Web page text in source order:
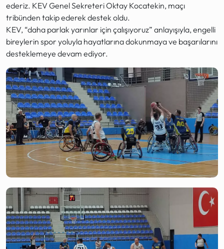
ederiz. KEV Genel Sekreteri Oktay Kocatekin, maçı
tribünden takip ederek destek oldu.
KEV, “daha parlak yarınlar için çalışıyoruz” anlayışıyla, engelli
bireylerin spor yoluyla hayatlarına dokunmaya ve başarılarını
desteklemeye devam ediyor.